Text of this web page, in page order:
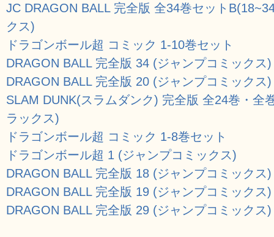
JC DRAGON BALL 完全版 全34巻セット
クス)
ドラゴンボール超 コミック 1-10巻セット
DRAGON BALL 完全版 34 (ジャンプコミックス)
DRAGON BALL 完全版 20 (ジャンプコミックス)
SLAM DUNK(スラムダンク) 完全版 全24巻・全
ラックス)
ドラゴンボール超 コミック 1-8巻セット
ドラゴンボール超 1 (ジャンプコミックス)
DRAGON BALL 完全版 18 (ジャンプコミックス)
DRAGON BALL 完全版 19 (ジャンプコミックス)
DRAGON BALL 完全版 29 (ジャンプコミックス)